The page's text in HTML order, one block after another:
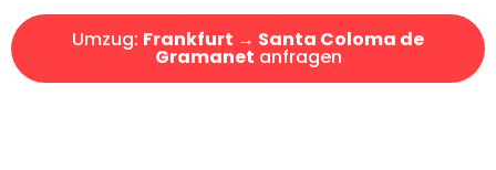
Umzug: Frankfurt → Santa Coloma de
Gramanet anfragen